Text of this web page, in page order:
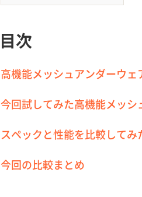
目次
高機能メッシュアンダーウェ
今回試してみた高機能メッ
スペックと性能を比較してみ
今回の比較まとめ